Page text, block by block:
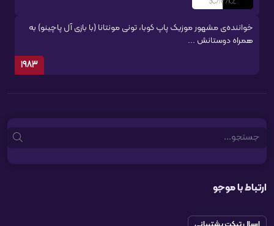
خواننده‌ی مشهور موزیک پاپ کوبا، تونی مونتانا (با بازی آل پاچینو) به
همراه دوستانش ...
1983
Search
ارتباط با موجو